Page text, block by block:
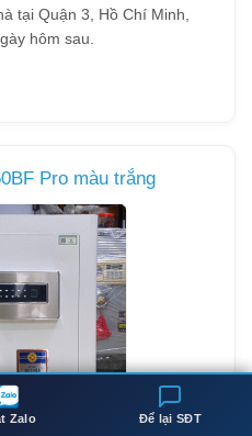
Zalo Để lại SĐT
tại Quận 3, Hồ Chí Minh,
hôm sau.
Pro màu trắng